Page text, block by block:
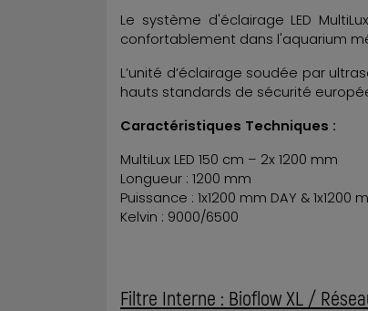
Le système d'éclairage LED
confortablement dans l'aquarium
L’unité d’éclairage soudée par
hauts standards de sécurité
Caractéristiques Techniques :
MultiLux LED 150 cm – 2x 1200 mm
Longueur : 1200 mm
Puissance : 1x1200 mm DAY & 1x1200
Kelvin : 9000/6500
Filtre Interne : Bioflow XL /